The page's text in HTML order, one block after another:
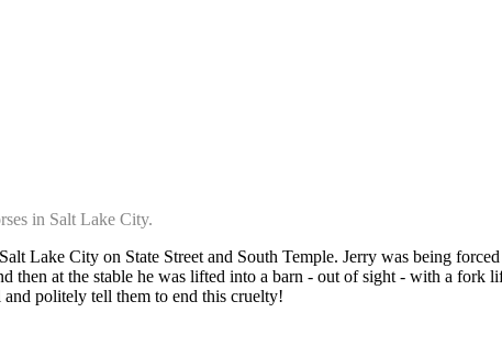
in Salt Lake City.
Lake City on State Street and South Temple. Jerry was being
then at the stable he was lifted into a barn - out of sight - with a fork
politely tell them to end this cruelty!